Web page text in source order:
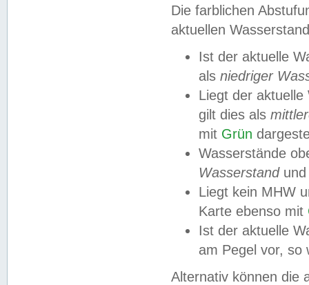
Die farblichen
aktuellen
Ist der aktuelle
als niedriger
Liegt der
gilt dies als
mit Grün
Wasserstände
Wasserstandund
Liegt kein MHW
Karte ebenso mit
Ist der aktuelle
am Pegel vor,
Alternativ können die